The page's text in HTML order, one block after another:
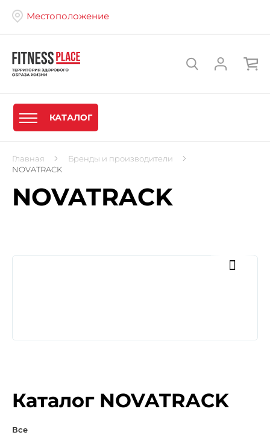
Местоположение
КАТАЛОГ
Главная
Бренды и производители
NOVATRACK
NOVATRACK
Каталог NOVATRACK
Все